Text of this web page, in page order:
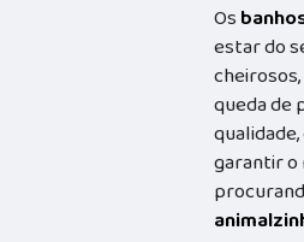
Os
estar do
queda de
garantir o